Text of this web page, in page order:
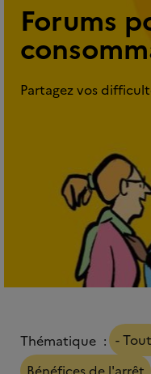
Forums
Partagez vos
Thématique -